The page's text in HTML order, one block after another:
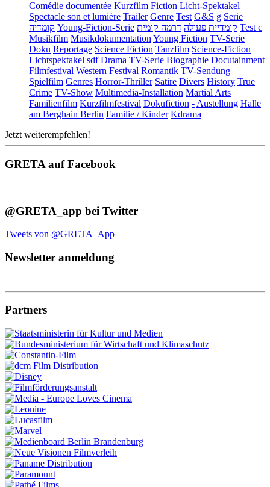
Comédie documentée Kurzfilm Fiction Licht-Spektakel
Spectacle son et lumière Trailer Genre Test G&S g Serie
קומדיה Young-Fiction-Serie קומדיית פעולה דרמה קומית
Test c
Musikfilm MusikdokumentationYoung Fiction TV-Serie
Doku Reportage Science Fiction Tanzfilm Science-Fiction
Lichtspektakel sdf Drama TV-Serie Biographie Docutainment
Filmfestival Western Festival Romantik TV-Sendung
Spielfilm Genres Horror-Thriller Satire Divers History True
Crime TV-Show Multimedia-Installation Martial Arts
Familienfilm Kurzfilmfestival Dokufiction -Austellung Halle
am Berghain Berlin Familie / Kinder Kdrama
Jetzt weiterempfehlen!
GRETA auf Facebook
@GRETA_app bei Twitter
Tweets von @GRETA_App
Newsletter anmeldung
Partners